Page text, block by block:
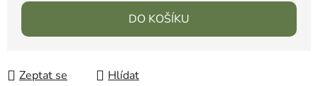
DO KOŠÍKU
Zeptat se Hlídat